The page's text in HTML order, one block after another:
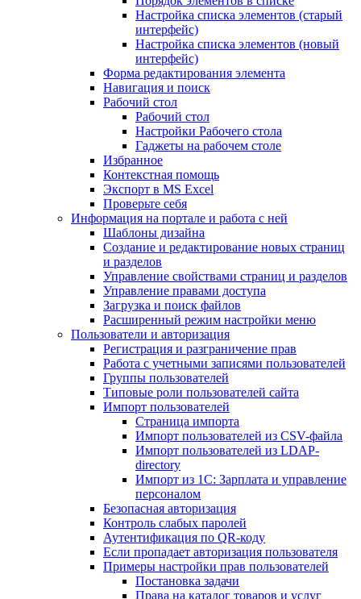
Настройка списка элементов (старый
интерфейс)
Настройка списка элементов (новый
интерфейс)
Форма редактирования элемента
Навигация и поиск
Рабочий стол
Рабочий стол
Настройки Рабочего стола
Гаджеты на рабочем столе
Избранное
Контекстная помощь
Экспорт в MS Excel
Проверьте себя
Информация на портале и работа с ней
Шаблоны дизайна
Создание и редактирование новых страниц
и разделов
Управление свойствами страниц и разделов
Управление правами доступа
Загрузка и поиск файлов
Расширенный режим настройки меню
Пользователи и авторизация
Регистрация и разграничение прав
Работа с учетными записями пользователей
Группы пользователей
Типовые роли пользователей сайта
Импорт пользователей
Страница импорта
Импорт пользователей из CSV-файла
Импорт пользователей из LDAP-
directory
Импорт из 1С: Зарплата и управление
персоналом
Безопасная авторизация
Контроль слабых паролей
Аутентификация по QR-коду
Если пропадает авторизация пользователя
Примеры настройки прав пользователей
Постановка задачи
Права на каталог товаров и услуг